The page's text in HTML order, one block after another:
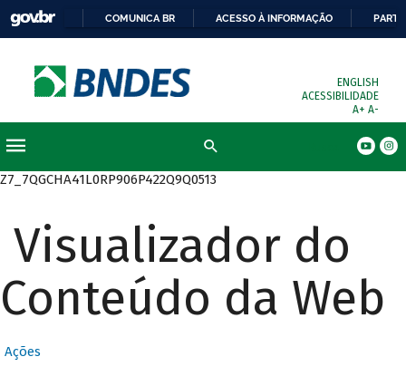
COMUNICA BR ACESSO À INFORMAÇÃO
ENGLISH
ACESSIBILIDADE
A+ A-
Z7_7QGCHA41L0RP906P422Q9Q0513
Visualizador do
Conteúdo da Web
Ações